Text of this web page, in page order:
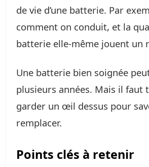
de vie d’une batterie. Par
comment on conduit, et la
batterie elle-même jouent un
Une batterie bien soignée
plusieurs années. Mais il faut
garder un œil dessus pour
remplacer.
Points clés à retenir